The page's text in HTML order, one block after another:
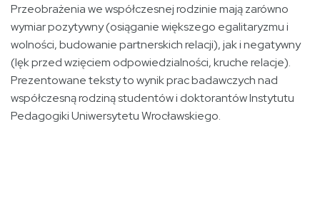
Przeobrażenia we współczesnej rodzinie mają zarówno
wymiar pozytywny (osiąganie większego egalitaryzmu i
wolności, budowanie partnerskich relacji), jak i negatywny
(lęk przed wzięciem odpowiedzialności, kruche relacje).
Prezentowane teksty to wynik prac badawczych nad
współczesną rodziną studentów i doktorantów Instytutu
Pedagogiki Uniwersytetu Wrocławskiego.